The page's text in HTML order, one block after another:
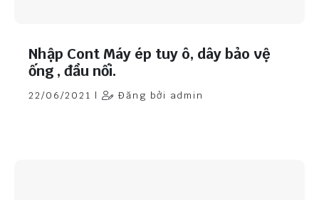
Nhập Cont Máy ép tuy ô, dây bảo vệ
ống , đầu nối.
22/06/2021 | Đăng bởi admin